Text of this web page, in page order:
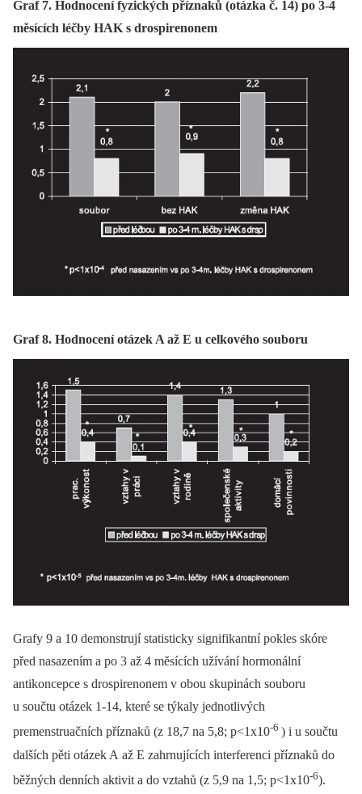
Graf 7. Hodnocení fyzických příznaků (otázka č. 14) po 3-4
měsících léčby HAK s drospirenonem
Graf 8. Hodnocení otázek A až E u celkového souboru
Grafy 9 a 10 demonstrují statisticky signifikantní pokles skóre
před nasazením a po 3 až 4 měsících užívání hormonální
antikoncepce s drospirenonem v obou skupinách souboru
u součtu otázek 1-14, které se týkaly jednotlivých
premenstruačních příznaků (z 18,7 na 5,8; p<1x10-6 ) i u součtu
dalších pěti otázek A až E zahrnujících interferenci příznaků do
běžných denních aktivit a do vztahů (z 5,9 na 1,5; p<1x10-6).